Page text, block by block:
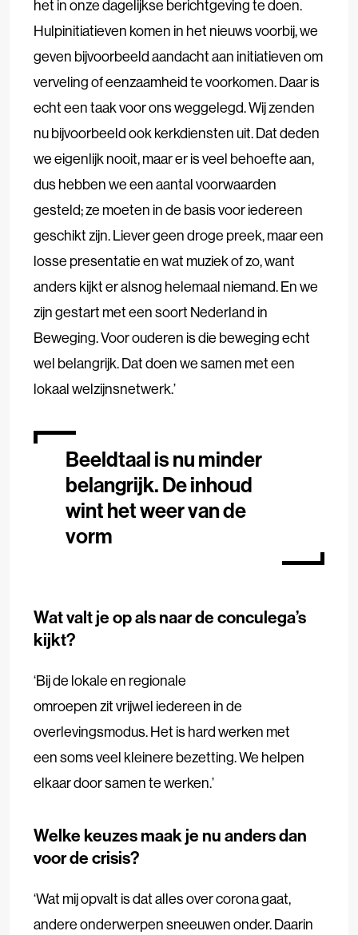
het in onze dagelijkse berichtgeving te doen.
Hulpinitiatieven komen in het nieuws voorbij, we
geven bijvoorbeeld aandacht aan initiatieven om
verveling of eenzaamheid te voorkomen. Daar is
echt een taak voor ons weggelegd. Wij zenden
nu bijvoorbeeld ook kerkdiensten uit. Dat deden
we eigenlijk nooit, maar er is veel behoefte aan,
dus hebben we een aantal voorwaarden
gesteld; ze moeten in de basis voor iedereen
geschikt zijn. Liever geen droge preek, maar een
losse presentatie en wat muziek of zo, want
anders kijkt er alsnog helemaal niemand. En we
zijn gestart met een soort Nederland in
Beweging. Voor ouderen is die beweging echt
wel belangrijk. Dat doen we samen met een
lokaal welzijnsnetwerk.’
Beeldtaal is nu minder
belangrijk. De inhoud
wint het weer van de
vorm
Wat valt je op als naar de conculega’s
kijkt?
‘Bij de lokale en regionale
omroepen zit vrijwel iedereen in de
overlevingsmodus. Het is hard werken met
een soms veel kleinere bezetting. We helpen
elkaar door samen te werken.’
Welke keuzes maak je nu anders dan
voor de crisis?
‘Wat mij opvalt is dat alles over corona gaat,
andere onderwerpen sneeuwen onder. Daarin